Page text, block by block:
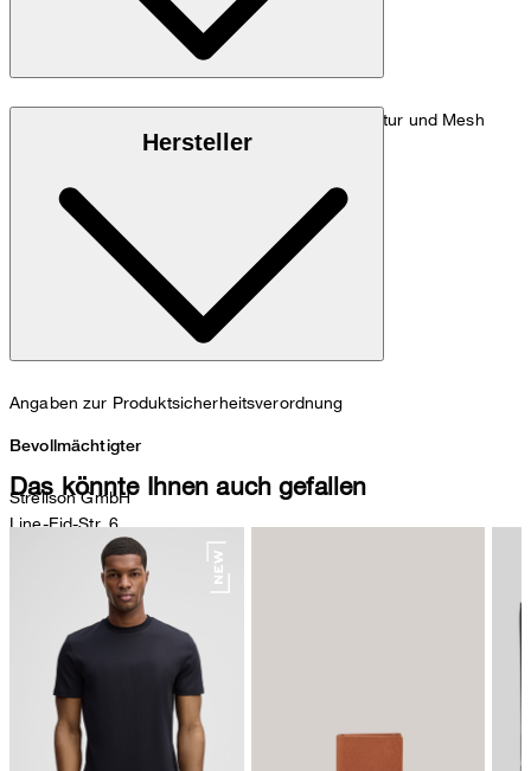
Strapazierfähige Synthetik-Qualität mit feiner Textur und Mesh
Hersteller
Angaben zur Produktsicherheitsverordnung
Bevollmächtigter
Strellson GmbH
Line-Eid-Str. 6
78467 Konstanz
Deutschland
contact@strellson.com
Produzent
Strellson AG
Sonnenwiesenstrasse 21
8280 Kreuzlingen
Das könnte Ihnen auch gefallen